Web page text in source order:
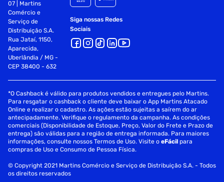
07 | Martins
Comércio e
Serviço de
Distribuição S.A.
Rua Jataí, 1150,
Aparecida,
Uberlândia / MG -
CEP 38400 - 632
Siga nossas Redes
Sociais
*O Cashback é válido para produtos vendidos e entregues pelo Martins.
Para resgatar o cashback o cliente deve baixar o App Martins Atacado
Online e realizar o cadastro. As ações estão sujeitas a saírem do ar
antecipadamente. Verifique o regulamento da campanha. As condições
comerciais (Disponibilidade de Estoque, Preço, Valor do Frete e Prazo de
entrega) são válidas para a região de entrega informada. Para maiores
informações, consulte nossos Termos de Uso. Visite oeFácil para
compras de Uso e Consumo de Pessoa Física.
© Copyright 2021 Martins Comércio e Serviço de Distribuição S.A. - Todos
os direitos reservados